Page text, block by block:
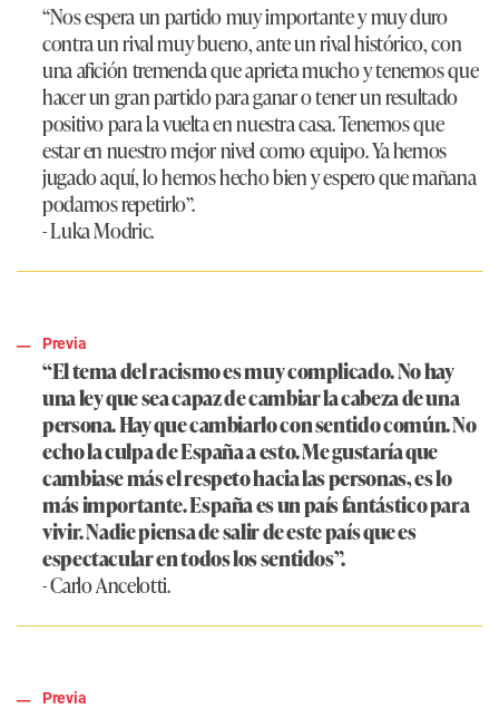
“Nos espera un partido muy importante y muy duro
contra un rival muy bueno, ante un rival histórico, con
una afición tremenda que aprieta mucho y tenemos que
hacer un gran partido para ganar o tener un resultado
positivo para la vuelta en nuestra casa. Tenemos que
estar en nuestro mejor nivel como equipo. Ya hemos
jugado aquí, lo hemos hecho bien y espero que mañana
podamos repetirlo”.
- Luka Modric.
Previa
“El tema del racismo es muy complicado. No hay
una ley que sea capaz de cambiar la cabeza de una
persona. Hay que cambiarlo con sentido común. No
echo la culpa de España a esto. Me gustaría que
cambiase más el respeto hacia las personas, es lo
más importante. España es un país fantástico para
vivir. Nadie piensa de salir de este país que es
espectacular en todos los sentidos”.
- Carlo Ancelotti.
Previa